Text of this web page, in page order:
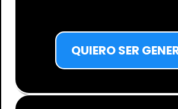
QUIERO SER